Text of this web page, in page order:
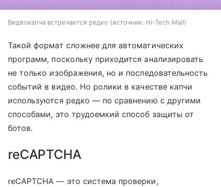
Видеокапча встречается редко источник: Hi-Tech Mail
Такой формат сложнее для автоматических
программ, поскольку приходится анализировать
не только изображения, но и последовательность
событий в видео. Но ролики в качестве капчи
используются редко — по сравнению с другими
способами, это трудоемкий способ защиты от
ботов.
reCAPTCHA
reCAPTCHA — это система проверки,